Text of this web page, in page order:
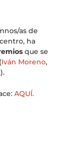
as de
ha
que se
Iván Moreno,
AQUÍ.